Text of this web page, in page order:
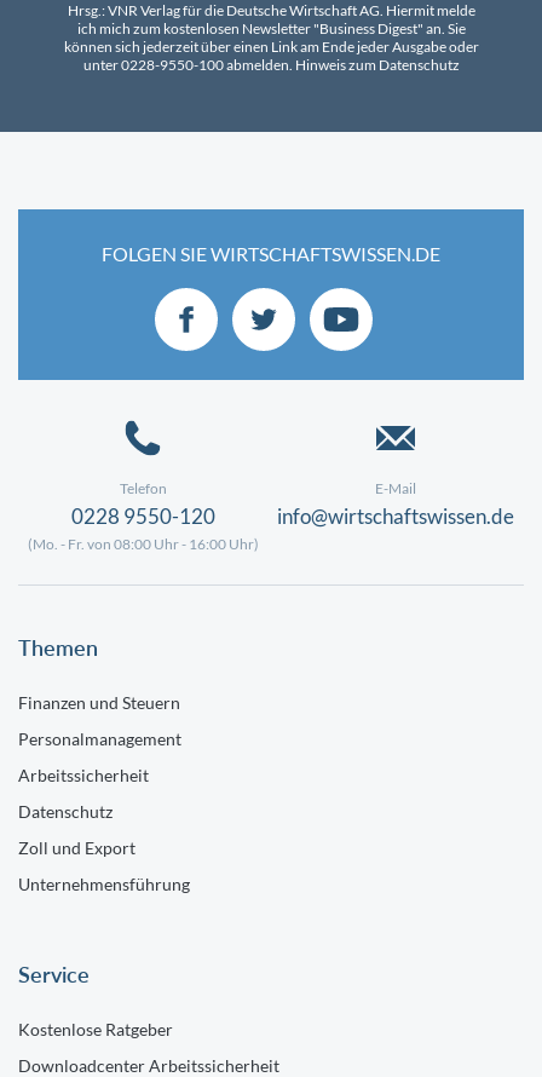
Hrsg.: VNR Verlag für die Deutsche Wirtschaft AG. Hiermit melde
ich mich zum kostenlosen Newsletter "Business Digest" an. Sie
können sich jederzeit über einen Link am Ende jeder Ausgabe oder
unter 0228-9550-100 abmelden. Hinweis zum Datenschutz
FOLGEN SIE WIRTSCHAFTSWISSEN.DE
Telefon
0228 9550-120
(Mo. - Fr. von 08:00 Uhr - 16:00 Uhr)
E-Mail
info@wirtschaftswissen.de
Themen
Finanzen und Steuern
Personalmanagement
Arbeitssicherheit
Datenschutz
Zoll und Export
Unternehmensführung
Service
Kostenlose Ratgeber
Downloadcenter Arbeitssicherheit